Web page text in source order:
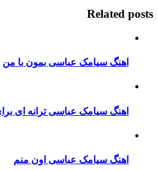
Related posts
اهنگ سیامک عباسی بمون با من
اهنگ سیامک عباسی ترانه ای
اهنگ سیامک عباسی اون منم